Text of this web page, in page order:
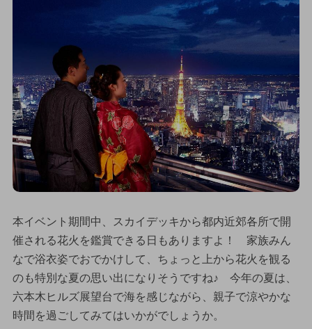
本イベント期間中、スカイデッキから都内近郊各所で開
催される花火を鑑賞できる日もありますよ！ 家族みん
なで浴衣姿でおでかけして、ちょっと上から花火を観る
のも特別な夏の思い出になりそうですね♪ 今年の夏は、
六本木ヒルズ展望台で海を感じながら、親子で涼やかな
時間を過ごしてみてはいかがでしょうか。